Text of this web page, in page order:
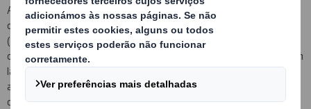
A solução final da embalagem produzida na Tecnicarton Portugal,
consiste num box de cartão canelado de grandes dimensões
(1220x1150x2500 mm) capaz de suportar até 90.000 rolhas de
cortiça sem deformação. Incluindo 2 dispensadores de descarga em
lados opostos para diminuir tempos de esvaziamento, um fundo
automontavel apto para o transporte tanto em camião como em
contentor marítimo.